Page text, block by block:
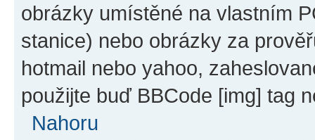
obrázky umístěné na vlastním
stanice) nebo obrázky za
hotmail nebo yahoo,
použijte buď BBCode [img] tag
Nahoru